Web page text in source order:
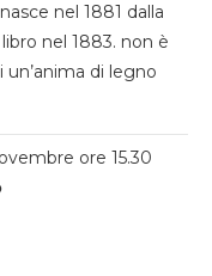
nel 1881 dalla
nel 1883. non è
di legno
ore 15.30